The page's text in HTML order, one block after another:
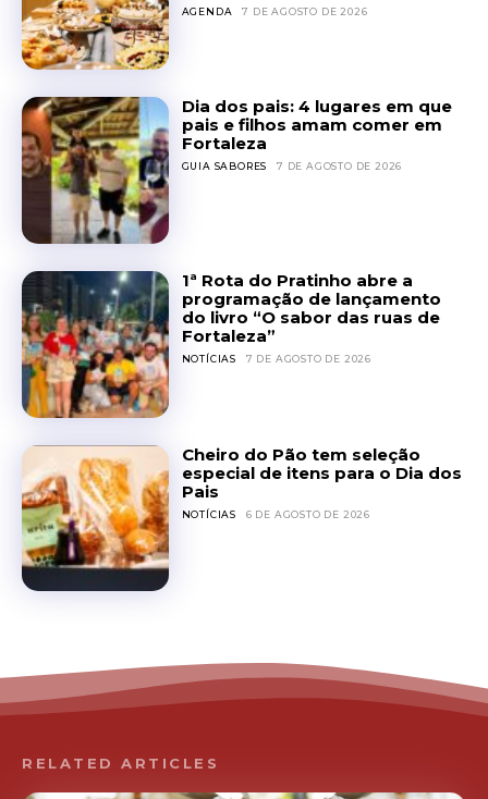
AGENDA 7 DE AGOSTO DE 2026
Dia dos pais: 4 lugares em que
pais e filhos amam comer em
Fortaleza
GUIA SABORES 7 DE AGOSTO DE 2026
1ª Rota do Pratinho abre a
programação de lançamento
do livro “O sabor das ruas de
Fortaleza”
NOTÍCIAS 7 DE AGOSTO DE 2026
Cheiro do Pão tem seleção
especial de itens para o Dia dos
Pais
NOTÍCIAS 6 DE AGOSTO DE 2026
RELATED ARTICLES